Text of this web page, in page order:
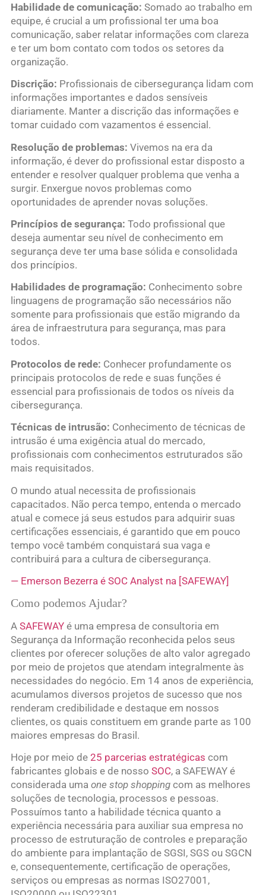
Habilidade de comunicação: Somado ao trabalho em
equipe, é crucial a um profissional ter uma boa
comunicação, saber relatar informações com clareza
e ter um bom contato com todos os setores da
organização.
Discrição: Profissionais de cibersegurança lidam com
informações importantes e dados sensíveis
diariamente. Manter a discrição das informações e
tomar cuidado com vazamentos é essencial.
Resolução de problemas: Vivemos na era da
informação, é dever do profissional estar disposto a
entender e resolver qualquer problema que venha a
surgir. Enxergue novos problemas como
oportunidades de aprender novas soluções.
Princípios de segurança: Todo profissional que
deseja aumentar seu nível de conhecimento em
segurança deve ter uma base sólida e consolidada
dos princípios.
Habilidades de programação: Conhecimento sobre
linguagens de programação são necessários não
somente para profissionais que estão migrando da
área de infraestrutura para segurança, mas para
todos.
Protocolos de rede: Conhecer profundamente os
principais protocolos de rede e suas funções é
essencial para profissionais de todos os níveis da
cibersegurança.
Técnicas de intrusão: Conhecimento de técnicas de
intrusão é uma exigência atual do mercado,
profissionais com conhecimentos estruturados são
mais requisitados.
O mundo atual necessita de profissionais
capacitados. Não perca tempo, entenda o mercado
atual e comece já seus estudos para adquirir suas
certificações essenciais, é garantido que em pouco
tempo você também conquistará sua vaga e
contribuirá para a cultura de cibersegurança.
— Emerson Bezerra é SOC Analyst na [SAFEWAY]
Como podemos Ajudar?
A SAFEWAYé uma empresa de consultoria em
Segurança da Informação reconhecida pelos seus
clientes por oferecer soluções de alto valor agregado
por meio de projetos que atendam integralmente às
necessidades do negócio. Em 14 anos de experiência,
acumulamos diversos projetos de sucesso que nos
renderam credibilidade e destaque em nossos
clientes, os quais constituem em grande parte as 100
maiores empresas do Brasil.
Hoje por meio de 25 parcerias estratégicas com
fabricantes globais e de nosso SOC, a SAFEWAY é
considerada uma one stop shoppingcom as melhores
soluções de tecnologia, processos e pessoas.
Possuímos tanto a habilidade técnica quanto a
experiência necessária para auxiliar sua empresa no
processo de estruturação de controles e preparação
do ambiente para implantação de SGSI, SGS ou SGCN
e, consequentemente, certificação de operações,
serviços ou empresas as normas ISO27001,